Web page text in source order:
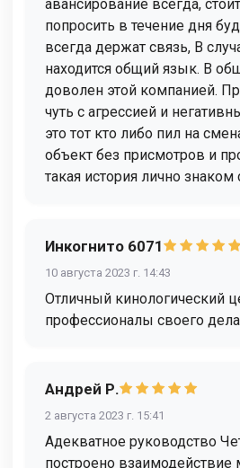
авансирование всегда,
попросить в течение дня
всегда держат связь, В
находится общий язык. В
доволен этой компанией.
чуть с агрессией и
это тот кто либо пил на
объект без присмотров и
такая история лично
Инкогнито 6071
10 августа 2023 г. 14:43
Отличный кинологический
профессионалы своего
Андрей Р.
2 августа 2023 г. 15:41
Адекватное руководство
построено